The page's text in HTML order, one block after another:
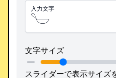
入力文字
文字サイズ
スライダーで表示サイズ